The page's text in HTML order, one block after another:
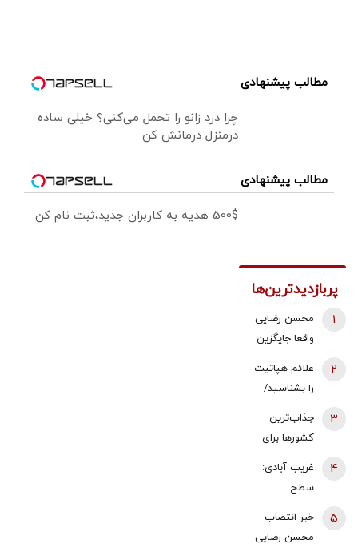
مطالب پیشنهادی
چرا درد زانو را تحمل می‌کنی؟ خیلی ساده
درمنزل درمانش کن
مطالب پیشنهادی
500$ هدیه به کاربران جدید،ثبت نام کن
پربازدیدترین‌ها
محسن رضایی
واقعا جایگزین
شورای عالی
شده است؟
1
علائم هپاتیت
را بشناسید/
سرتان می آورد
2
جذاب‌ترین
کشورها برای
انتقال ثروت در
سال 2026؛ از
سنگاپور تا
3
غریب آبادی:
سطح
4
خبر انتصاب
محسن رضایی
5